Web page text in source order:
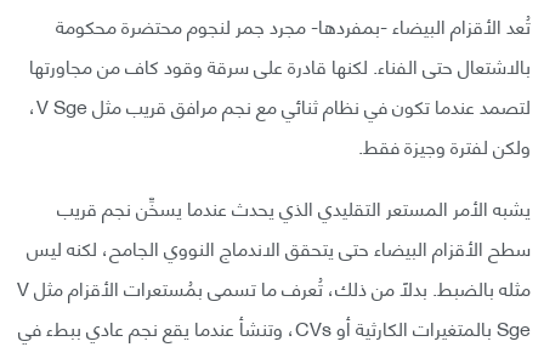
تُعد الأقزام البيضاء -بمفردها- مجرد جمر لنجوم محتضرة محكومة
بالاشتعال حتى الفناء. لكنها قادرة على سرقة وقود كاف من مجاورتها
لتصمد عندما تكون في نظام ثنائي مع نجم مرافق قريب مثل V Sge،
ولكن لفترة وجيزة فقط.
يشبه الأمر المستعر التقليدي الذي يحدث عندما يسخِّن نجم قريب
سطح الأقزام البيضاء حتى يتحقق الاندماج النووي الجامح، لكنه ليس
مثله بالضبط. بدلًا من ذلك، تُعرف ما تسمى بمُستعرات الأقزام مثل V
Sge بالمتغيرات الكارثية أو CVs، وتنشأ عندما يقع نجم عادي ببطء في